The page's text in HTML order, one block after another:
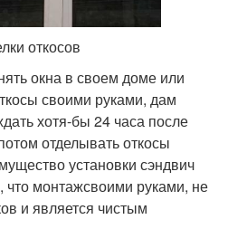
откосов
окна в своем доме или
своими руками, дам
хотя-бы 24 часа после
отделывать откосы
установки сэндвич
что монтажсвоими руками, не
и является чистым